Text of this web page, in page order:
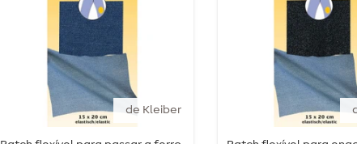
de Kleiber